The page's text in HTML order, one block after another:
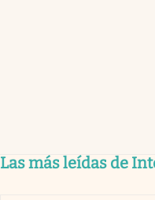
Las más leídas de